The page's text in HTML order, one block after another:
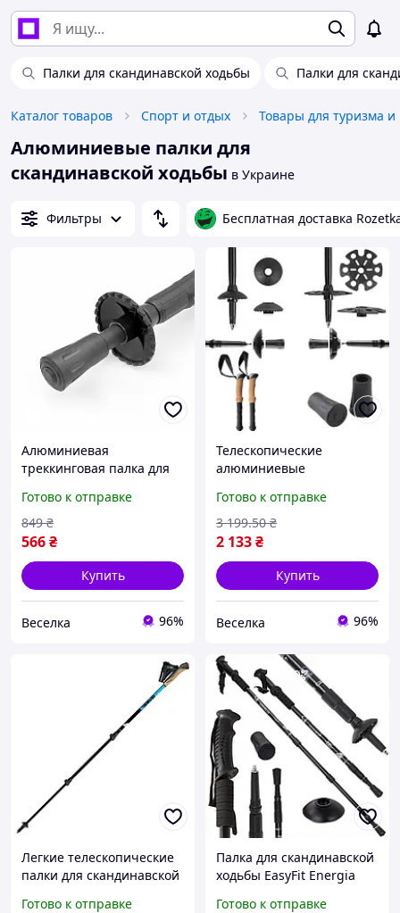
Палки для скандинавской ходьбы Палки для
Каталог товаров Спорт и отдых Товары для туризма
Алюминиевые палки для
скандинавской ходьбы в Украине
Фильтры Бесплатная доставка
Алюминиевая
треккинговая палка для
регулируемой длиной 50-
110 см FLAME
Готово к отправке
566₴
849 ₴
Купить
Веселка 96%
Телескопические
алюминиевые
135 см для походов и
скандинавской ходьбы
FLAME
Готово к отправке
2 133₴
3 199.50 ₴
Купить
Веселка 96%
Легкие телескопические
палки для скандинавской
Готово к отправке
Палка для скандинавской
ходьбы EasyFit Energia
Готово к отправке